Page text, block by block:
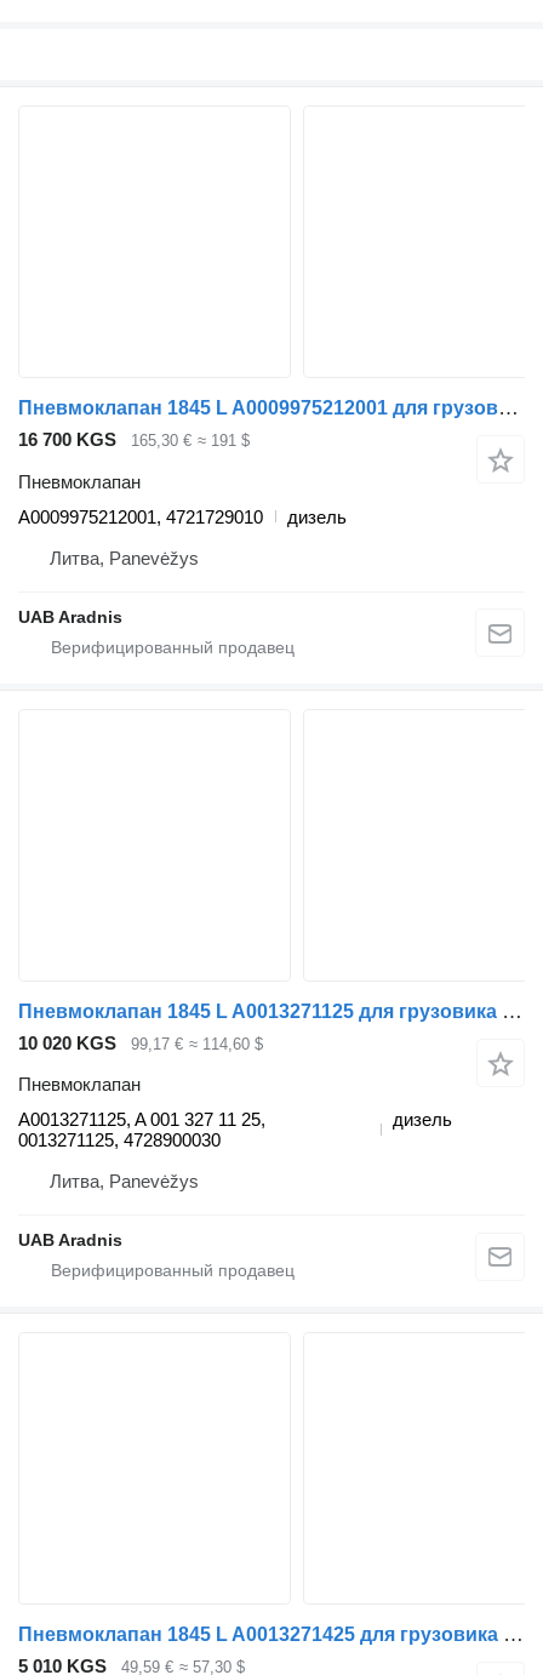
Пневмоклапан 1845 L A0009975212001 для грузовика Mercedes-Benz ACTROS MP4
16 700 KGS 165,30 € ≈ 191 $
Пневмоклапан
A0009975212001, 4721729010
дизель
Литва, Panevėžys
UAB Aradnis
Пневмоклапан 1845 L A0013271125 для грузовика Mercedes-Benz ACTROS MP4
10 020 KGS 99,17 € ≈ 114,60 $
Пневмоклапан
A0013271125, A 001 327 11 25,
0013271125, 4728900030
дизель
Литва, Panevėžys
UAB Aradnis
Пневмоклапан 1845 L A0013271425 для грузовика Mercedes-Benz ACTROS MP4
5 010 KGS 49,59 € ≈ 57,30 $